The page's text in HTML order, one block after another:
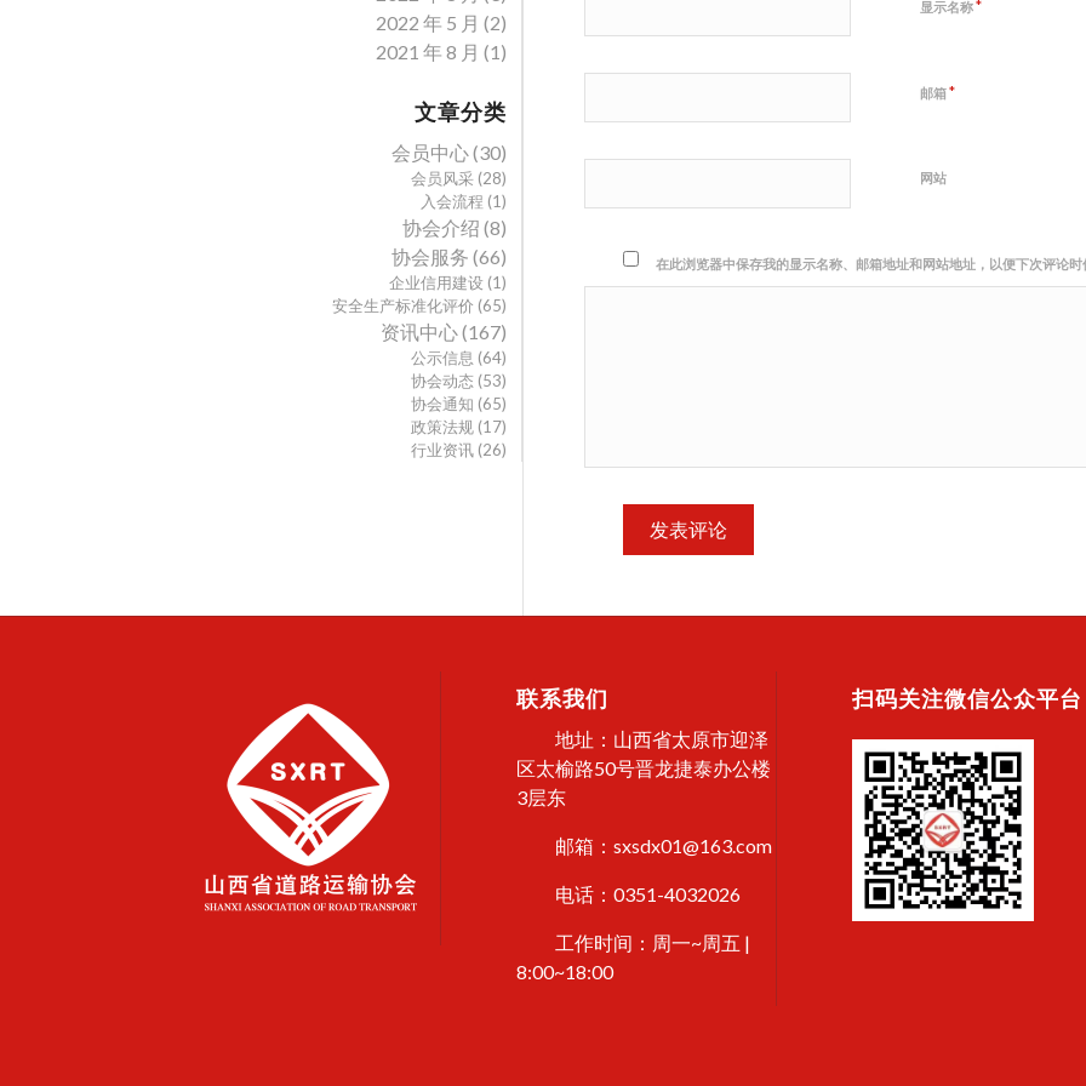
显示名称*
邮箱*
网站
在此浏览器中保存我的显示名称、邮箱地址和网站地址，以便下次评论时
2022 年 5 月 (2)
2021 年 8 月 (1)
文章分类
会员中心(30)
会员风采(28)
入会流程 (1)
协会介绍 (8)
协会服务 (66)
企业信用建设(1)
安全生产标准化评价 (65)
资讯中心(167)
公示信息 (64)
协会动态(53)
协会通知 (65)
政策法规(17)
行业资讯(26)
联系我们
地址：山西省太原市迎泽
区太榆路50号晋龙捷泰办公楼
3层东
邮箱：sxsdx01@163.com
电话：0351-4032026
工作时间：周一~周五 |
8:00~18:00
扫码关注微信公众平台